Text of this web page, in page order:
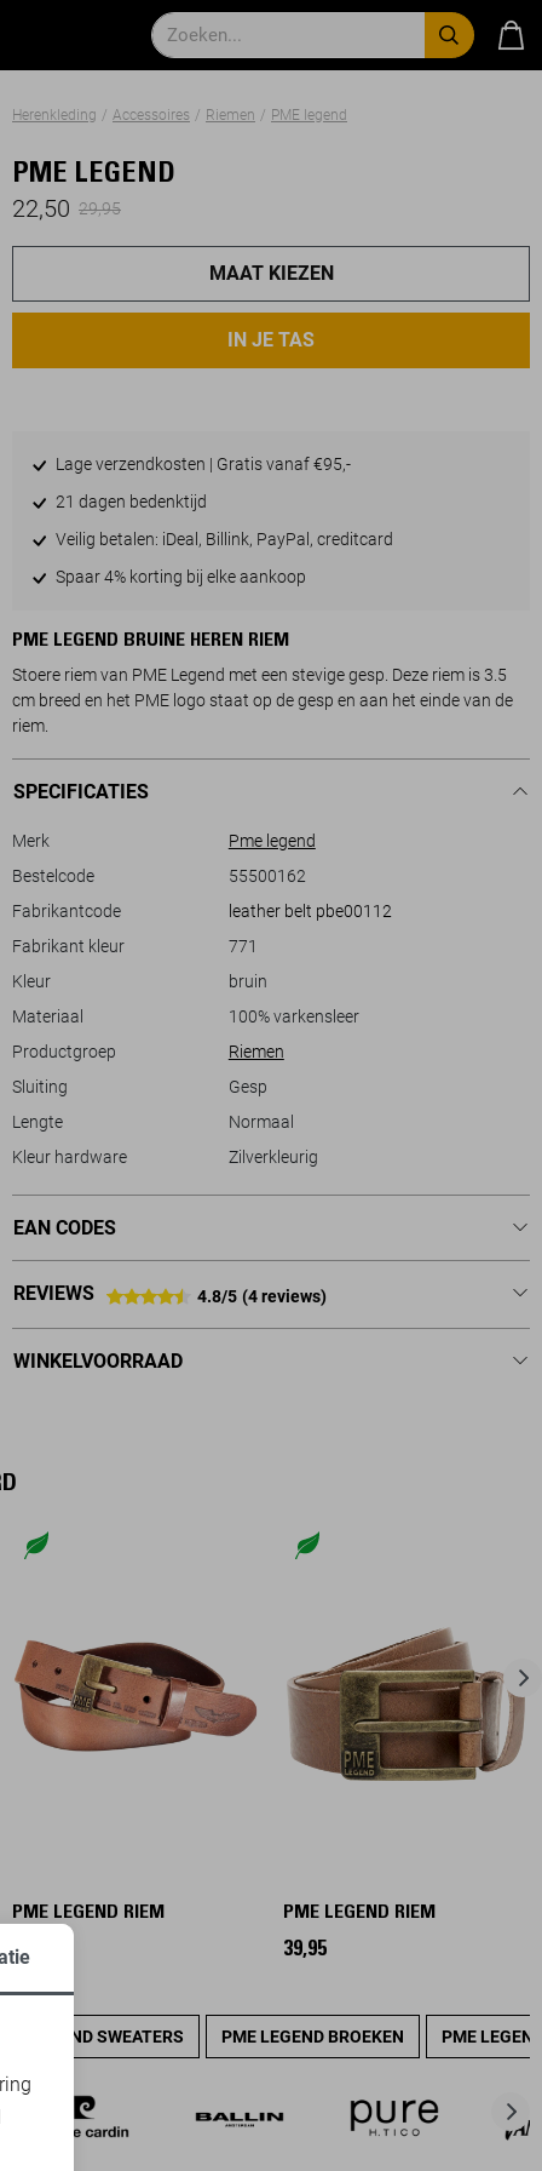
Herenkleding Accessoires Riemen PME legend
PME LEGEND
22,50 29,95
MAAT KIEZEN
IN JE TAS
Lage verzendkosten | Gratis vanaf €95,-
21 dagen bedenktijd
Veilig betalen: iDeal, Billink, PayPal, creditcard
Spaar 4% korting bij elke aankoop
PME LEGEND BRUINE HEREN RIEM
Stoere riem van PME Legend met een stevige gesp. Deze riem is 3.5
cm breed en het PME logo staat op de gesp en aan het einde van de
riem.
SPECIFICATIES
Merk
Pme legend
Bestelcode
55500162
Fabrikantcode
leather belt pbe00112
Fabrikant kleur
771
Kleur
bruin
Materiaal
100% varkensleer
Productgroep
Riemen
Sluiting
Gesp
Lengte
Normaal
Kleur hardware
Zilverkleurig
EAN CODES
REVIEWS 4.8/5 (4 reviews)
WINKELVOORRAAD
PME LEGEND RIEM
39,95
PME LEGEND RIEM
39,95
PME LEGEND SWEATERS PME LEGEND BROEKEN PME